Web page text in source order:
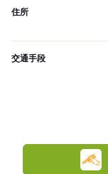
住所
交通手段